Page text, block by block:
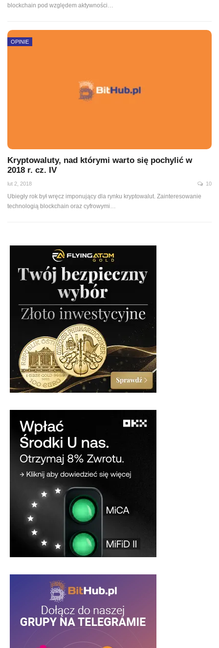
blockchain pod względem aktywności…
OPINIE
Kryptowaluty, nad którymi warto się pochylić w
2018 r. cz. IV
lut 2, 2018 10
Ubiegły rok był wręcz imponujący dla rynku kryptowalut. Zainteresowanie
technologią blockchain oraz cyfrowymi…